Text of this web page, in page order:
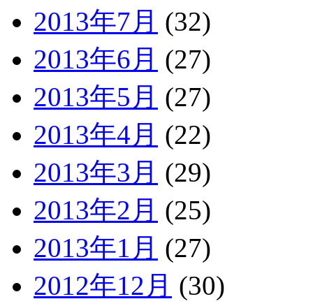
2013年7月 (32)
2013年6月 (27)
2013年5月 (27)
2013年4月 (22)
2013年3月 (29)
2013年2月 (25)
2013年1月 (27)
2012年12月 (30)